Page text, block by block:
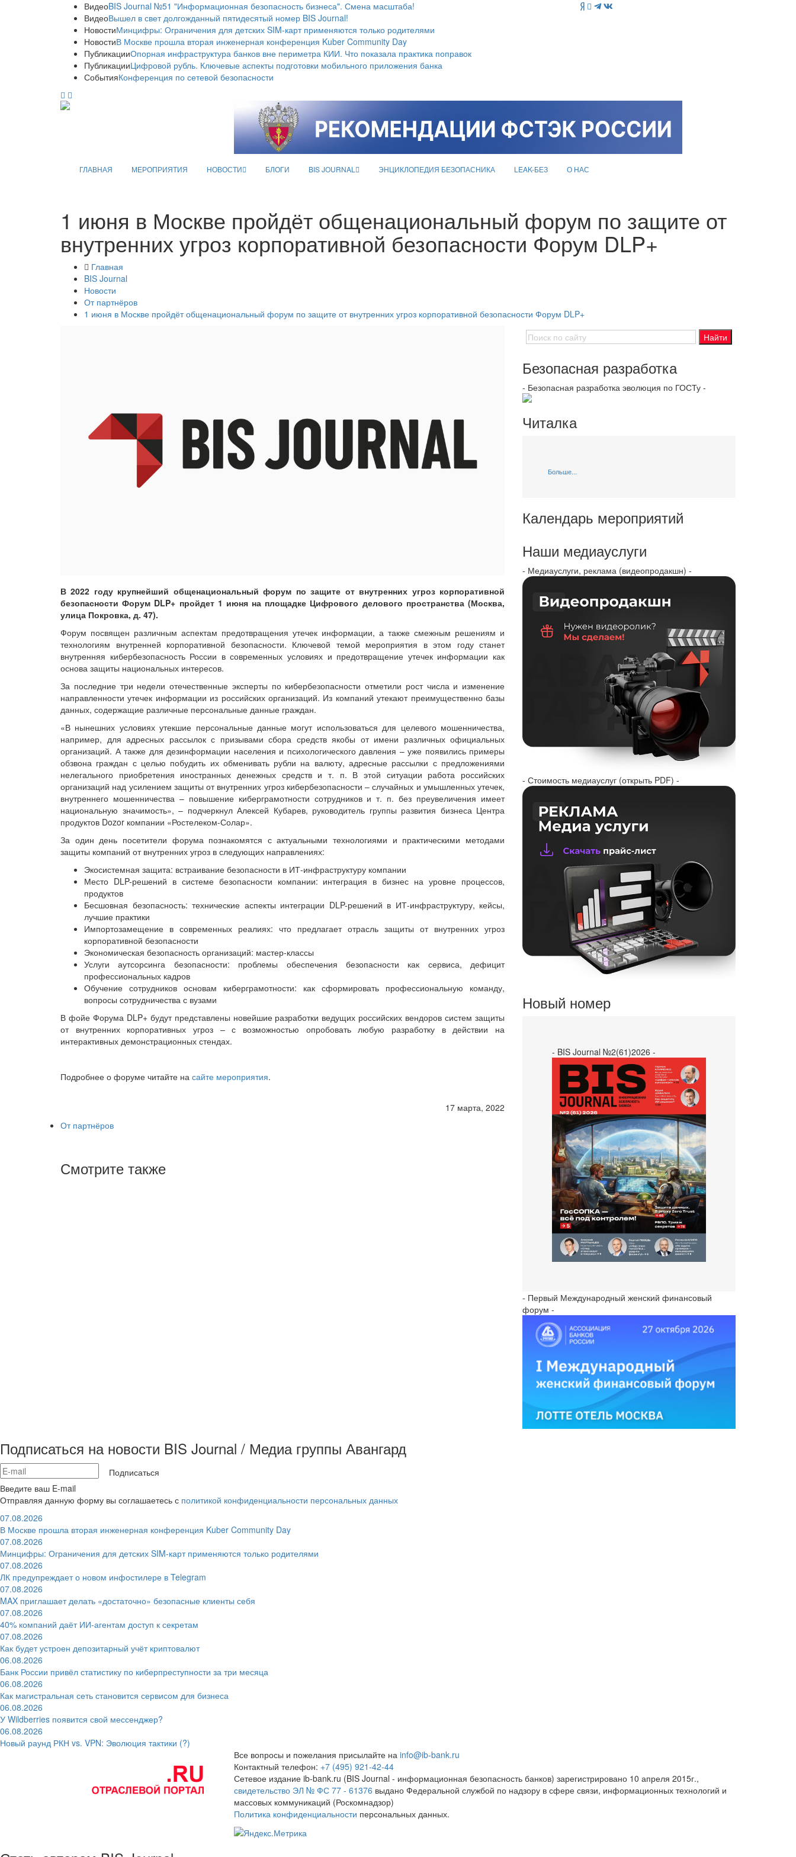
ВидеоBIS Journal №51 "Информационная безопасность бизнеса". Смена масштаба!
ВидеоВышел в свет долгожданный пятидесятый номер BIS Journal!
НовостиМинцифры: Ограничения для детских SIM-карт применяются только родителями
НовостиВ Москве прошла вторая инженерная конференция Kuber Community Day
ПубликацииОпорная инфраструктура банков вне периметра КИИ. Что показала практика поправок
ПубликацииЦифровой рубль. Ключевые аспекты подготовки мобильного приложения банка
СобытияКонференция по сетевой безопасности
ГЛАВНАЯ МЕРОПРИЯТИЯ НОВОСТИ БЛОГИ BIS JOURNAL ЭНЦИКЛОПЕДИЯ БЕЗОПАСНИКА LEAK-БЕЗ О НАС
1 июня в Москве пройдёт общенациональный форум по защите от
внутренних угроз корпоративной безопасности Форум DLP+
Главная
BIS Journal
Новости
От партнёров
1 июня в Москве пройдёт общенациональный форум по защите от внутренних угроз корпоративной безопасности Форум DLP+
В 2022 году крупнейший общенациональный форум по защите от внутренних угроз корпоративной
безопасности Форум DLP+ пройдет 1 июня на площадке Цифрового делового пространства (Москва,
улица Покровка, д. 47).
Форум посвящен различным аспектам предотвращения утечек информации, а также смежным решениям и
технологиям внутренней корпоративной безопасности. Ключевой темой мероприятия в этом году станет
внутренняя кибербезопасность России в современных условиях и предотвращение утечек информации как
основа защиты национальных интересов.
За последние три недели отечественные эксперты по кибербезопасности отметили рост числа и изменение
направленности утечек информации из российских организаций. Из компаний утекают преимущественно базы
данных, содержащие различные персональные данные граждан.
«В нынешних условиях утекшие персональные данные могут использоваться для целевого мошенничества,
например, для адресных рассылок с призывами сбора средств якобы от имени различных официальных
организаций. А также для дезинформации населения и психологического давления – уже появились примеры
обзвона граждан с целью побудить их обменивать рубли на валюту, адресные рассылки с предложениями
нелегального приобретения иностранных денежных средств и т. п. В этой ситуации работа российских
организаций над усилением защиты от внутренних угроз кибербезопасности – случайных и умышленных утечек,
внутреннего мошенничества – повышение киберграмотности сотрудников и т. п. без преувеличения имеет
национальную значимость», – подчеркнул Алексей Кубарев, руководитель группы развития бизнеса Центра
продуктов Dozor компании «Ростелеком-Солар».
За один день посетители форума познакомятся с актуальными технологиями и практическими методами
защиты компаний от внутренних угроз в следующих направлениях:
Экосистемная защита: встраивание безопасности в ИТ-инфраструктуру компании
Место DLP-решений в системе безопасности компании: интеграция в бизнес на уровне процессов,
продуктов
Бесшовная безопасность: технические аспекты интеграции DLP-решений в ИТ-инфраструктуру, кейсы,
лучшие практики
Импортозамещение в современных реалиях: что предлагает отрасль защиты от внутренних угроз
корпоративной безопасности
Экономическая безопасность организаций: мастер-классы
Услуги аутсорсинга безопасности: проблемы обеспечения безопасности как сервиса, дефицит
профессиональных кадров
Обучение сотрудников основам киберграмотности: как сформировать профессиональную команду,
вопросы сотрудничества с вузами
В фойе Форума DLP+ будут представлены новейшие разработки ведущих российских вендоров систем защиты
от внутренних корпоративных угроз – с возможностью опробовать любую разработку в действии на
интерактивных демонстрационных стендах.
Подробнее о форуме читайте на сайте мероприятия.
17 марта, 2022
От партнёров
Смотрите также
Безопасная разработка
- Безопасная разработка эволюция по ГОСТу -
Читалка
Больше...
Календарь мероприятий
Наши медиауслуги
- Медиауслуги, реклама (видеопродакшн) -
- Стоимость медиауслуг (открыть PDF) -
Новый номер
- BIS Journal №2(61)2026 -
- Первый Международный женский финансовый
форум -
Подписаться на новости BIS Journal / Медиа группы Авангард
Подписаться
Введите ваш E-mail
Отправляя данную форму вы соглашаетесь с политикой конфиденциальности персональных данных
07.08.2026
В Москве прошла вторая инженерная конференция Kuber Community Day
07.08.2026
Минцифры: Ограничения для детских SIM-карт применяются только родителями
07.08.2026
ЛК предупреждает о новом инфостилере в Telegram
07.08.2026
MAX приглашает делать «достаточно» безопасные клиенты себя
07.08.2026
40% компаний даёт ИИ‑агентам доступ к секретам
07.08.2026
Как будет устроен депозитарный учёт криптовалют
06.08.2026
Банк России привёл статистику по киберпреступности за три месяца
06.08.2026
Как магистральная сеть становится сервисом для бизнеса
06.08.2026
У Wildberries появится свой мессенджер?
06.08.2026
Новый раунд РКН vs. VPN: Эволюция тактики (?)
Все вопросы и пожелания присылайте на info@ib-bank.ru
Контактный телефон: +7 (495) 921-42-44
Сетевое издание ib-bank.ru (BIS Journal - информационная безопасность банков) зарегистрировано 10 апреля 2015г.,
свидетельство ЭЛ № ФС 77 - 61376 выдано Федеральной службой по надзору в сфере связи, информационных технологий и
массовых коммуникаций (Роскомнадзор)
Политика конфиденциальности персональных данных.